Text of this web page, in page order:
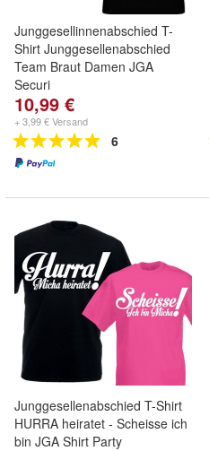
Junggesellinnenabschied T-
Shirt Junggesellenabschied
Team Braut Damen JGA
Securi
10,99 €
+ 3,99 € Versand
6
Junggesellenabschied T-Shirt
HURRA heiratet - Scheisse ich
bin JGA Shirt Party